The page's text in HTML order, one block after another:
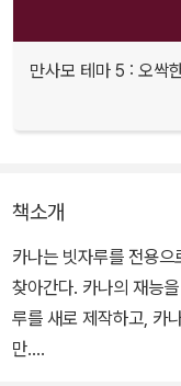
만사모 테마 5 : 오싹
책소개
카나는 빗자루를 전용
찾아간다. 카나의 재능
루를 새로 제작하고, 카
만….